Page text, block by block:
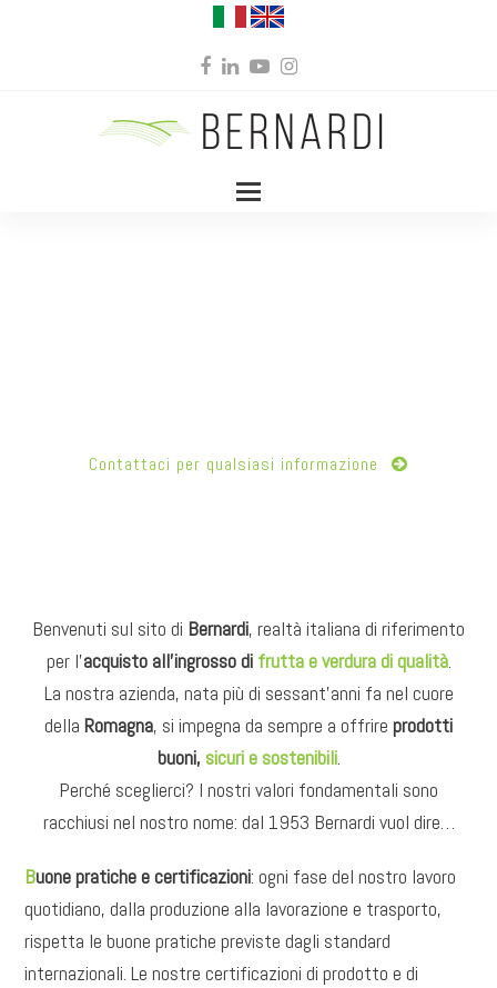
Facebook
LinkedIn
YouTubeInstagram
Contattaci per qualsiasi informazione
Benvenuti sul sito di Bernardi, realtà italiana di riferimento
per l’acquisto all’ingrosso di frutta e verdura di qualità.
La nostra azienda, nata più di sessant’anni fa nel cuore
della Romagna, si impegna da sempre a offrire prodotti
buoni, sicuri e sostenibili.
Perché sceglierci? I nostri valori fondamentali sono
racchiusi nel nostro nome: dal 1953 Bernardi vuol dire…
Buone pratiche e certificazioni: ogni fase del nostro lavoro
quotidiano, dalla produzione alla lavorazione e trasporto,
rispetta le buone pratiche previste dagli standard
internazionali. Le nostre certificazioni di prodotto e di